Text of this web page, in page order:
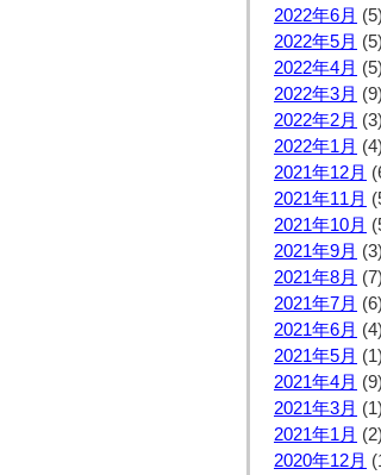
2022年6月 (5)
2022年5月 (5)
2022年4月 (5)
2022年3月 (9)
2022年2月 (3)
2022年1月 (4)
2021年12月
2021年11月
2021年10月
2021年9月 (3)
2021年8月 (7)
2021年7月 (6)
2021年6月 (4)
2021年5月 (1)
2021年4月 (9)
2021年3月 (1)
2021年1月 (2)
2020年12月